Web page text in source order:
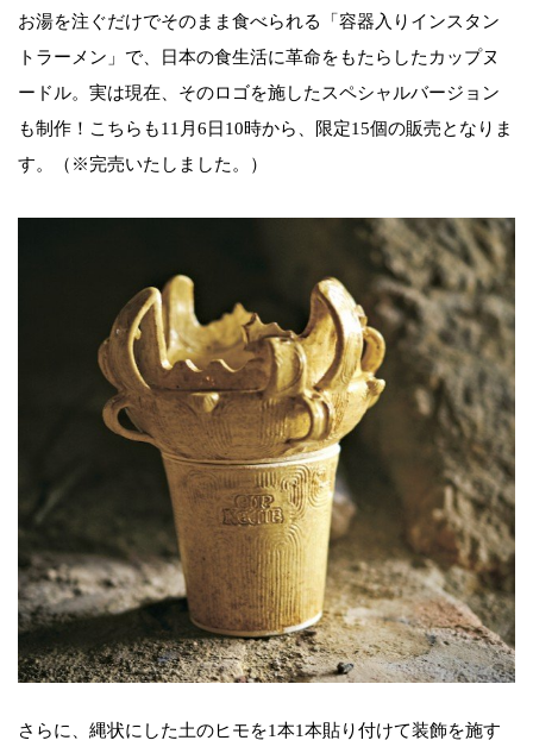
お湯を注ぐだけでそのまま食べられる「容器入りインスタン
トラーメン」で、日本の食生活に革命をもたらしたカップヌ
ードル。実は現在、そのロゴを施したスペシャルバージョン
も制作！こちらも11月6日10時から、限定15個の販売となりま
す。（※完売いたしました。）
さらに、縄状にした土のヒモを1本1本貼り付けて装飾を施す